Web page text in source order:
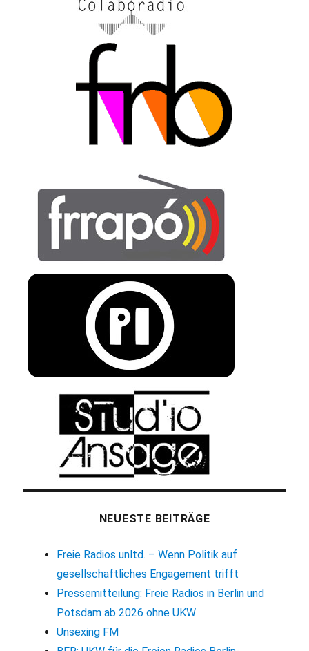
NEUESTE BEITRÄGE
Freie Radios unltd. – Wenn Politik auf
gesellschaftliches Engagement trifft
Pressemitteilung: Freie Radios in Berlin und
Potsdam ab 2026 ohne UKW
Unsexing FM